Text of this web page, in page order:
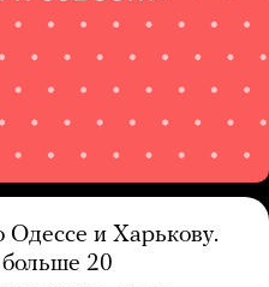
Одессе и Харькову.
20